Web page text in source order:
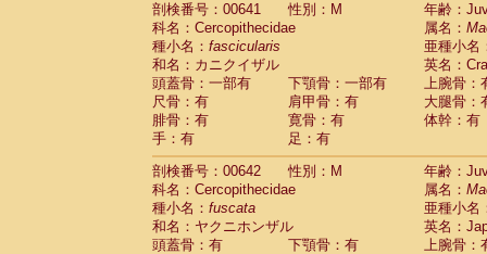
剖検番号：00641
性別：M
年齢：
科名：Cercopithecidae
属名：
種小名： fascicularis
亜種小名
和名：カニクイザル
英名：
頭蓋骨：一部有
下顎骨：一部有
上腕骨：
尺骨：有
肩甲骨：有
大腿骨：
腓骨：有
寛骨：有
体幹：有
手：有
足：有
剖検番号：00642
性別：M
年齢：
科名：Cercopithecidae
属名：
種小名： fuscata
亜種小名
和名：ヤクニホンザル
英名：
頭蓋骨：有
下顎骨：有
上腕骨：